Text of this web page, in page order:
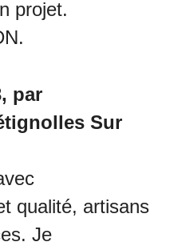
projet.
par
Sur
qualité, artisans
Je